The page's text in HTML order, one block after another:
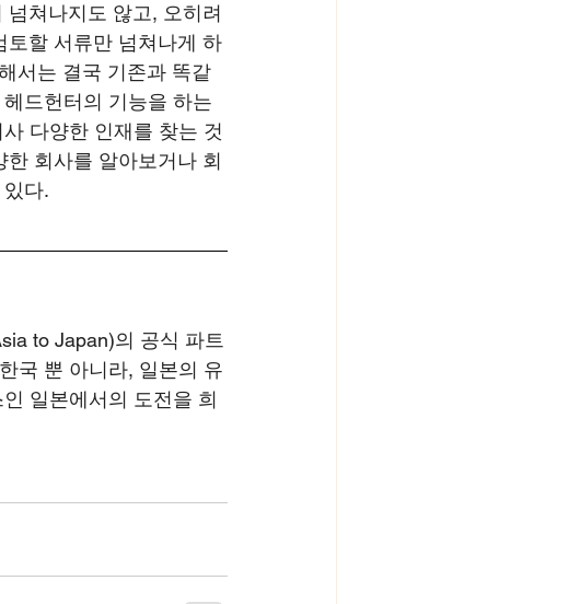
쳐나지도 않고, 오히려
토할 서류만 넘쳐나게 하
서는 결국 기존과 똑같
드헌터의 기능을 하는
다양한 인재를 찾는 것
회사를 알아보거나 회
다.
to Japan)의 공식 파트
국 뿐 아니라, 일본의 유
일본에서의 도전을 희